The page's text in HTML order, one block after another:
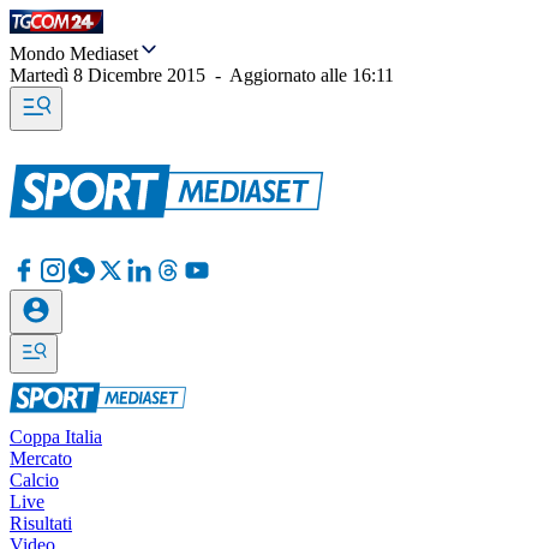
Mondo Mediaset
Martedì 8 Dicembre 2015 - Aggiornato alle 16:11
Coppa Italia
Mercato
Calcio
Live
Risultati
Video